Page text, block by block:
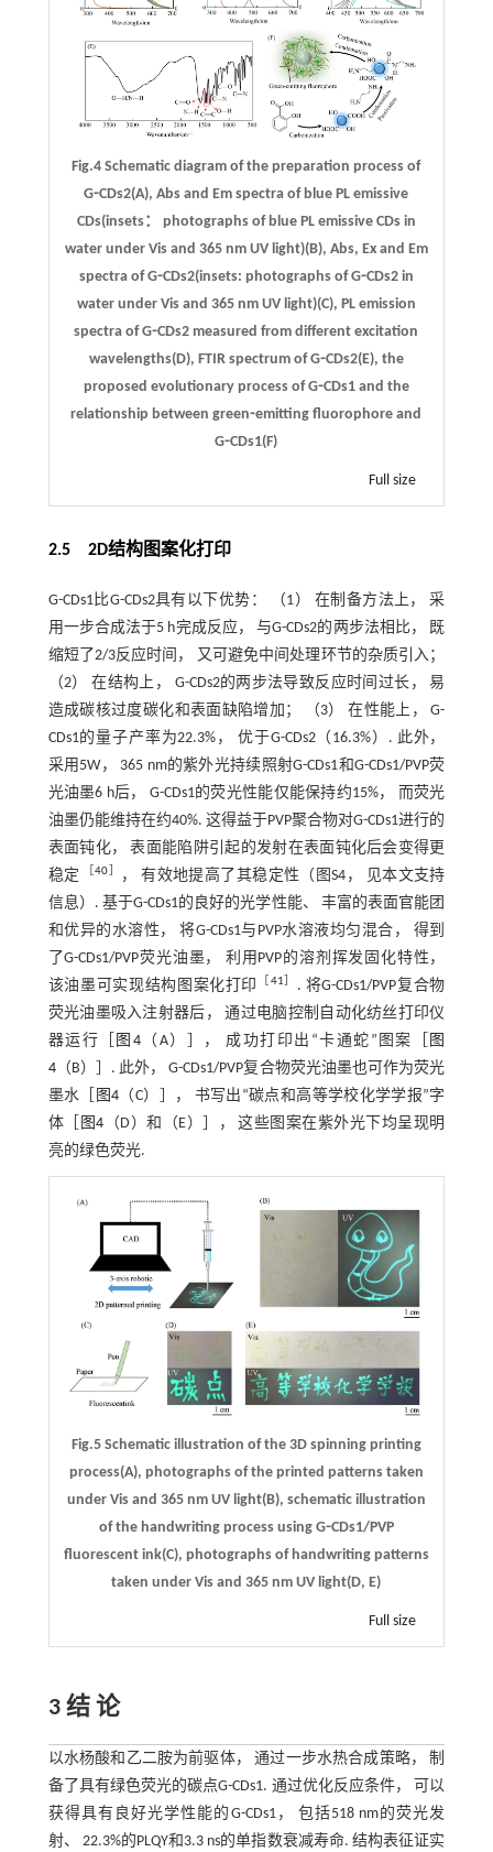
Fig.4 Schematic diagram of the preparation process of
G⁃CDs2(A), Abs and Em spectra of blue PL emissive
CDs(insets： photographs of blue PL emissive CDs in
water under Vis and 365 nm UV light)(B), Abs, Ex and Em
spectra of G⁃CDs2(insets: photographs of G⁃CDs2 in
water under Vis and 365 nm UV light)(C), PL emission
spectra of G⁃CDs2 measured from different excitation
wavelengths(D), FTIR spectrum of G⁃CDs2(E), the
proposed evolutionary process of G⁃CDs1 and the
relationship between green⁃emitting fluorophore and
G⁃CDs1(F)
Full size
2.5 2D结构图案化打印
G-CDs1比G-CDs2具有以下优势： （1） 在制备方法上， 采
用一步合成法于5 h完成反应， 与G-CDs2的两步法相比， 既
缩短了2/3反应时间， 又可避免中间处理环节的杂质引入；
（2） 在结构上， G-CDs2的两步法导致反应时间过长， 易
造成碳核过度碳化和表面缺陷增加； （3） 在性能上， G-
CDs1的量子产率为22.3%， 优于G-CDs2（16.3%）. 此外，
采用5W， 365 nm的紫外光持续照射G-CDs1和G-CDs1/PVP荧
光油墨6 h后， G-CDs1的荧光性能仅能保持约15%， 而荧光
油墨仍能维持在约40%. 这得益于PVP聚合物对G-CDs1进行的
表面钝化， 表面能陷阱引起的发射在表面钝化后会变得更
稳定
［40
， 有效地提高了其稳定性（图S4， 见本文支持
信息）. 基于G-CDs1的良好的光学性能、 丰富的表面官能团
和优异的水溶性， 将G-CDs1与PVP水溶液均匀混合， 得到
了G-CDs1/PVP荧光油墨， 利用PVP的溶剂挥发固化特性，
该油墨可实现结构图案化打印
41
. 将G-CDs1/PVP复合物
荧光油墨吸入注射器后， 通过电脑控制自动化纺丝打印仪
器运行［
图4（A）］， 成功打印出“卡通蛇”图案［
图
4（B）］. 此外， G-CDs1/PVP复合物荧光油墨也可作为荧光
墨水［
图4 （C）］， 书写出“碳点和高等学校化学学报”字
体［
图4 （D）和（E）］， 这些图案在紫外光下均呈现明
亮的绿色荧光.
Fig.5 Schematic illustration of the 3D spinning printing
process(A), photographs of the printed patterns taken
under Vis and 365 nm UV light(B), schematic illustration
of the handwriting process using G⁃CDs1/PVP
fluorescent ink(C), photographs of handwriting patterns
taken under Vis and 365 nm UV light(D, E)
Full size
3 结 论
以水杨酸和乙二胺为前驱体， 通过一步水热合成策略， 制
备了具有绿色荧光的碳点G-CDs1. 通过优化反应条件， 可以
获得具有良好光学性能的G-CDs1， 包括518 nm的荧光发
射、 22.3%的PLQY和3.3 ns的单指数衰减寿命. 结构表征证实